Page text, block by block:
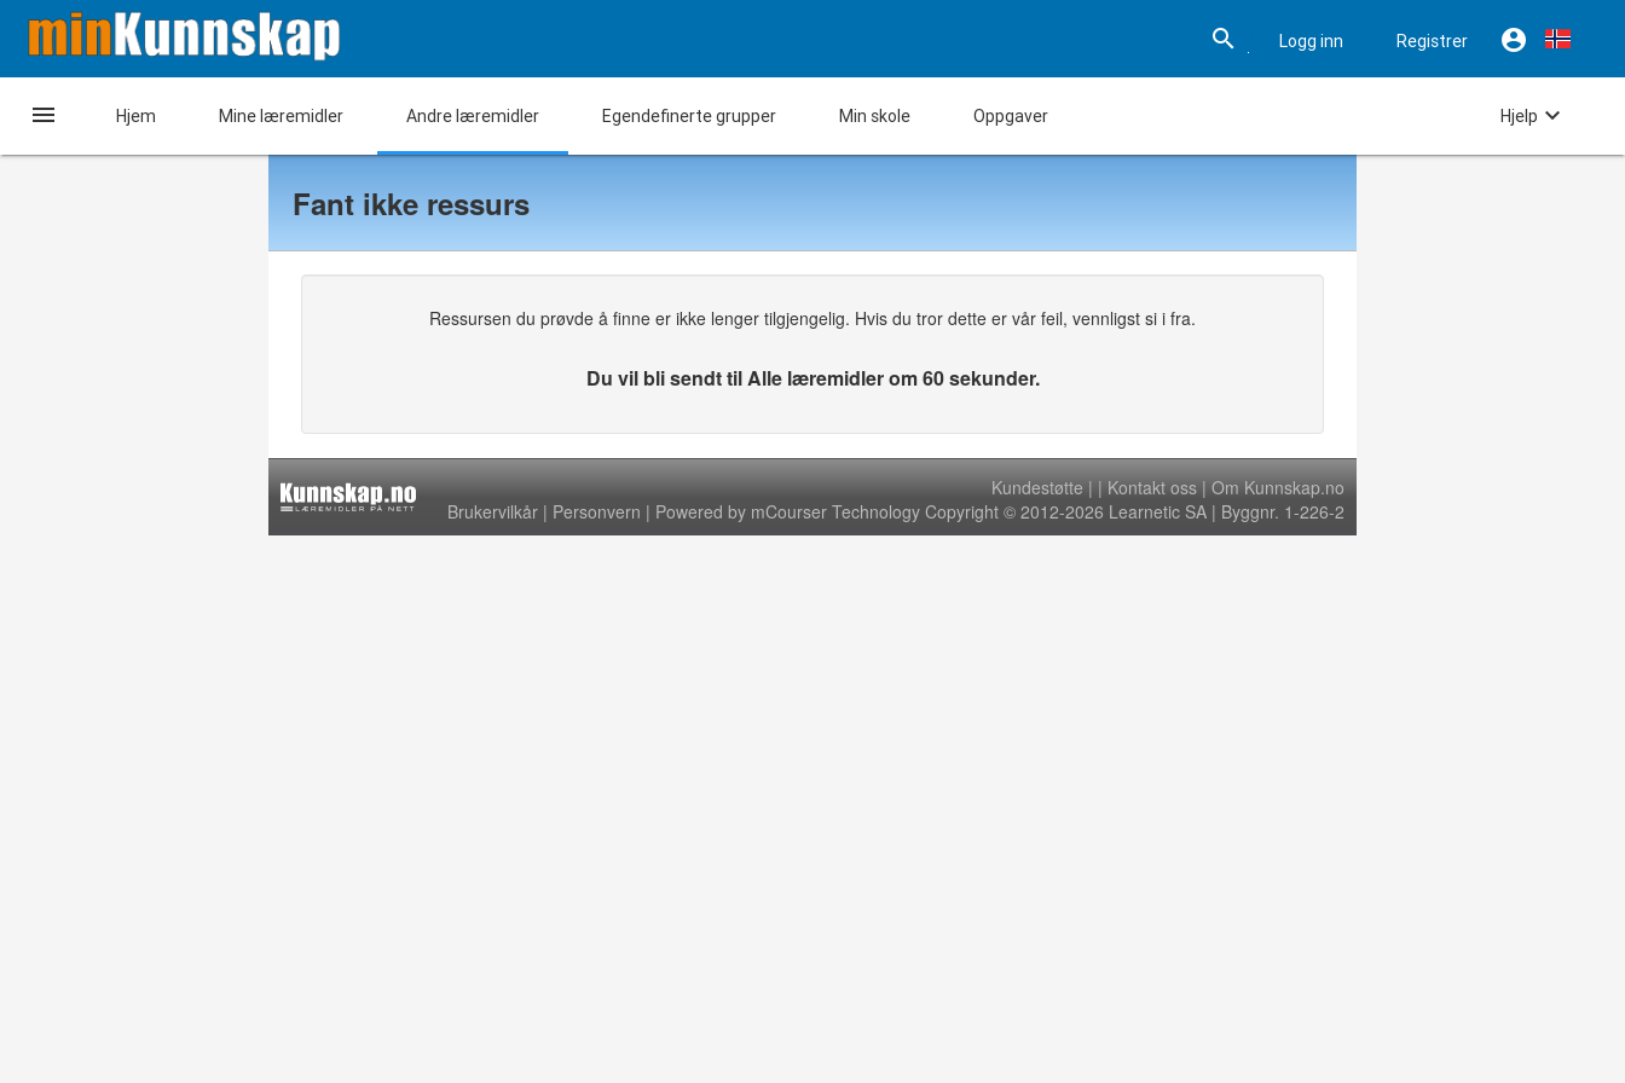
 Logg inn Registrer 
Hjem Mine læremidler Andre læremidler Egendefinerte grupper Min skole Oppgaver Hjelp 

Fant ikke ressurs
Ressursen du prøvde å finne er ikke lenger tilgjengelig. Hvis du tror dette er vår feil, vennligst si i fra.
Du vil bli sendt til Alle læremidler om 60 sekunder.
Kundestøtte | | Kontakt oss | Om Kunnskap.no
Brukervilkår | Personvern | Powered by mCourser Technology Copyright © 2012-2026 Learnetic SA | Byggnr. 1-226-2